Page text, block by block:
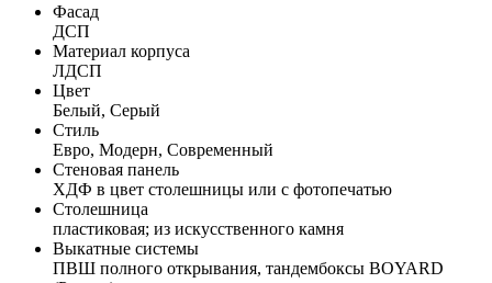
Фасад
ДСП
Материал корпуса
ЛДСП
Цвет
Белый, Серый
Стиль
Евро, Модерн, Современный
Стеновая панель
ХДФ в цвет столешницы или с фотопечатью
Столешница
пластиковая; из искусственного камня
Выкатные системы
ПВШ полного открывания, тандембоксы BOYARD